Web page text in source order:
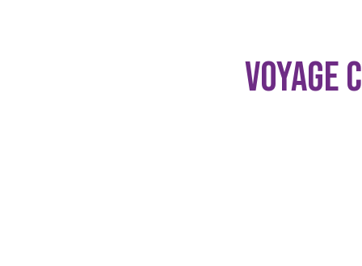
VOYAGE